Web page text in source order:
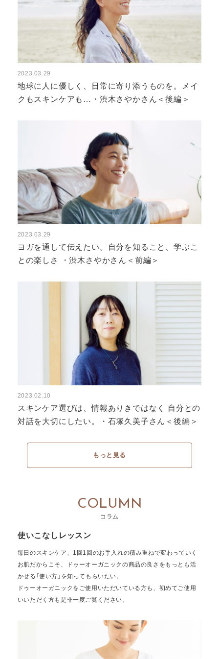
2023.03.29
地球に人に優しく、日常に寄り添うものを。メイ
クもスキンケアも…・渋木さやかさん＜後編＞
2023.03.29
ヨガを通して伝えたい。自分を知ること、学ぶこ
との楽しさ ・渋木さやかさん＜前編＞
2023.02.10
スキンケア選びは、情報ありきではなく 自分との
対話を大切にしたい。・石塚久美子さん＜後編＞
もっと見る
COLUMN
コラム
使いこなしレッスン
毎日のスキンケア、1回1回のお手入れの積み重ねで変わっていく
お肌だからこそ、ドゥーオーガニックの商品の良さをもっとも活
かせる「使い方」を知ってもらいたい。
ドゥーオーガニックをご使用いただいている方も、初めてご使用
いいただく方も是非一度ご覧ください。